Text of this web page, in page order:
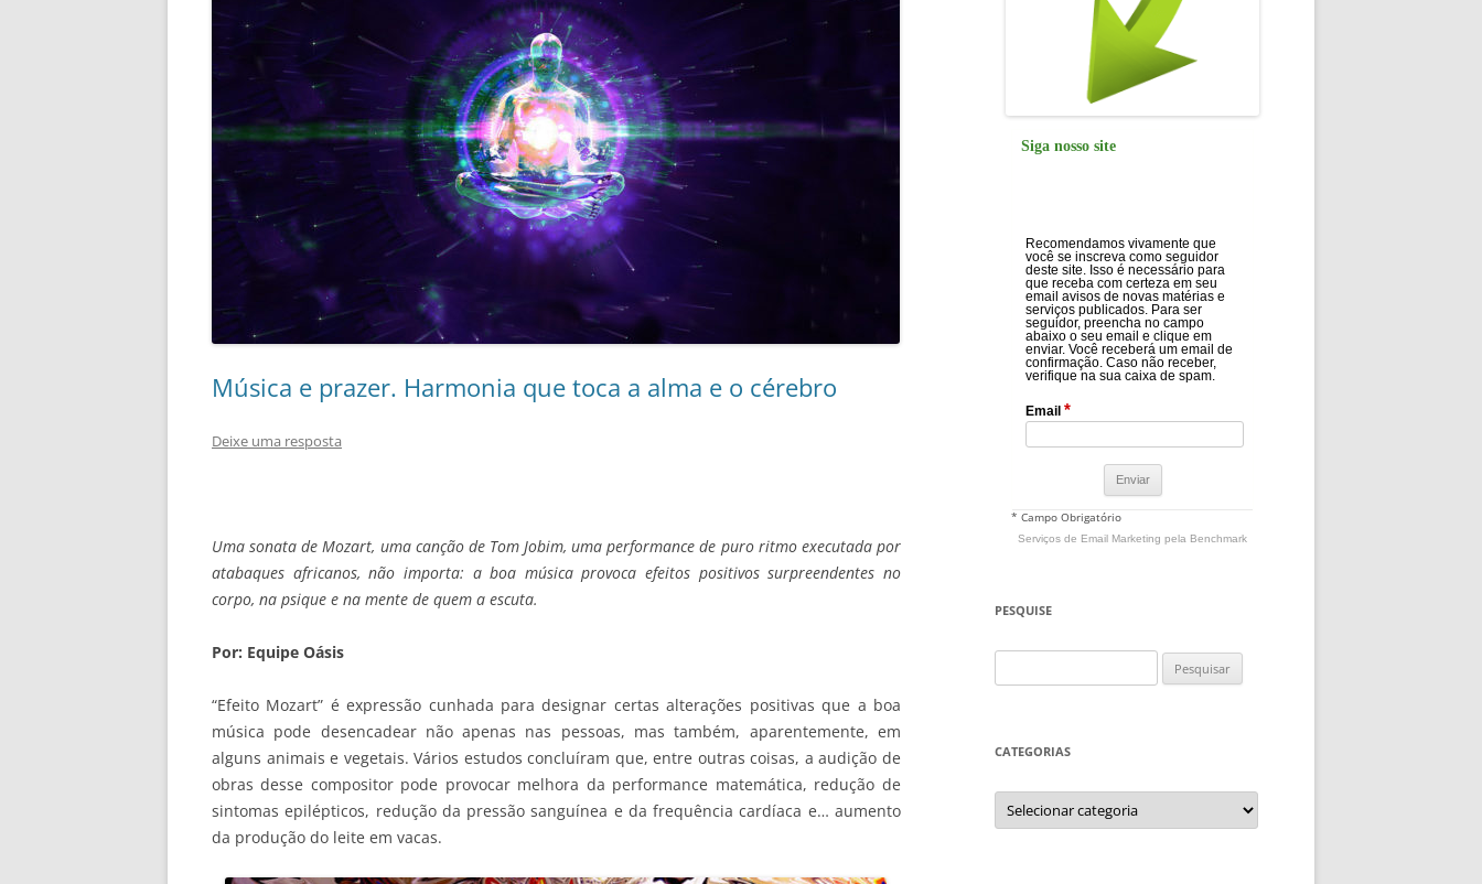
Música e prazer. Harmonia que toca a alma e o cérebro
Deixe uma resposta
Uma sonata de Mozart, uma canção de Tom Jobim, uma performance de puro ritmo executada por
atabaques africanos, não importa: a boa música provoca efeitos positivos surpreendentes no
corpo, na psique e na mente de quem a escuta.
Por: Equipe Oásis
“Efeito Mozart” é expressão cunhada para designar certas alterações positivas que a boa
música pode desencadear não apenas nas pessoas, mas também, aparentemente, em
alguns animais e vegetais. Vários estudos concluíram que, entre outras coisas, a audição de
obras desse compositor pode provocar melhora da performance matemática, redução de
sintomas epilépticos, redução da pressão sanguínea e da frequência cardíaca e… aumento
da produção do leite em vacas.
Siga nosso site
Recomendamos vivamente que
você se inscreva como seguidor
deste site. Isso é necessário para
que receba com certeza em seu
email avisos de novas matérias e
serviços publicados. Para ser
seguidor, preencha no campo
abaixo o seu email e clique em
enviar. Você receberá um email de
confirmação. Caso não receber,
verifique na sua caixa de spam.
Email *
* Campo Obrigatório
Serviços de Email Marketing pela Benchmark
PESQUISE
por:
CATEGORIAS
Categorias